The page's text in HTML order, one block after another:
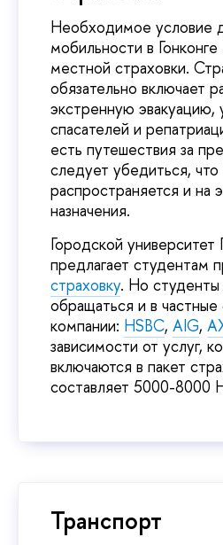
Необходимое условие
мобильности в
местной страховки.
обязательно включает
экстренную эвакуацию,
спасателей и
есть путешествия за
следует убедиться,
распространяется и на
назначения.
Городской университет
предлагает студентам
страховку. Но студенты
обращаться и в частные
компании: HSBC, AIG,
зависимости от услуг,
включаются в пакет
составляет 5000-8000
Транспорт